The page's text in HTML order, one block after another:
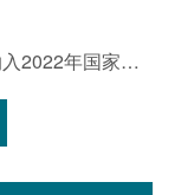
喜报 | 翰森制药多款创新药及新适应症纳入2022年国家医保药品目录